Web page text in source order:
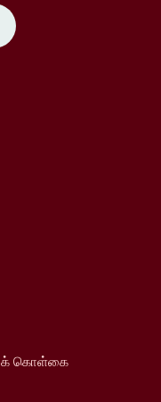
கொள்கை